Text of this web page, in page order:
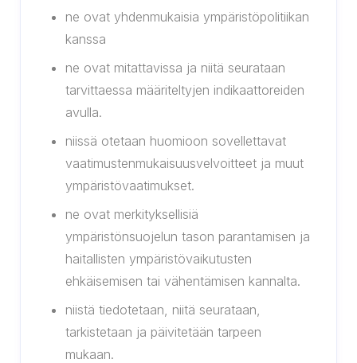
ne ovat yhdenmukaisia ympäristöpolitiikan
kanssa
ne ovat mitattavissa ja niitä seurataan
tarvittaessa määriteltyjen indikaattoreiden
avulla.
niissä otetaan huomioon sovellettavat
vaatimustenmukaisuusvelvoitteet ja muut
ympäristövaatimukset.
ne ovat merkityksellisiä
ympäristönsuojelun tason parantamisen ja
haitallisten ympäristövaikutusten
ehkäisemisen tai vähentämisen kannalta.
niistä tiedotetaan, niitä seurataan,
tarkistetaan ja päivitetään tarpeen
mukaan.